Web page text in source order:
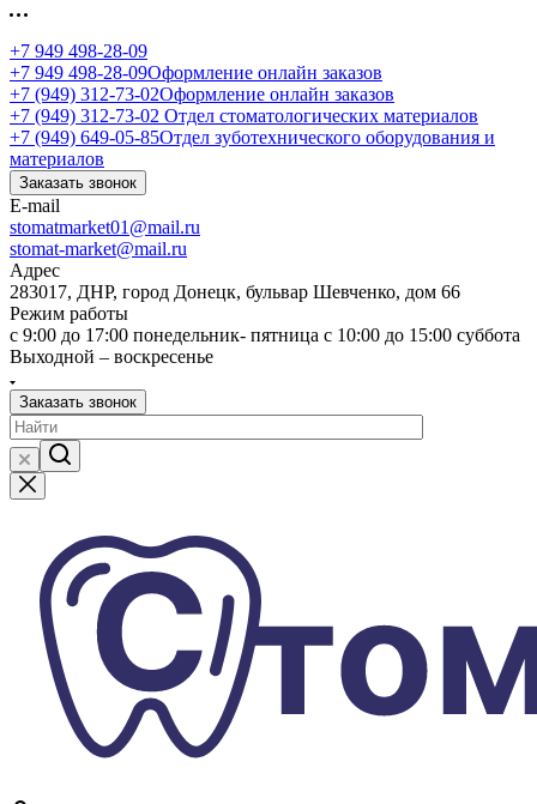
+7 949 498-28-09
+7 949 498-28-09Оформление онлайн заказов
+7 (949) 312-73-02Оформление онлайн заказов
+7 (949) 312-73-02 Отдел стоматологических материалов
+7 (949) 649-05-85Отдел зуботехнического оборудования и
материалов
Заказать звонок
E-mail
stomatmarket01@mail.ru
stomat-market@mail.ru
Адрес
283017, ДНР, город Донецк, бульвар Шевченко, дом 66
Режим работы
с 9:00 до 17:00 понедельник- пятница с 10:00 до 15:00 суббота
Выходной – воскресенье
Заказать звонок